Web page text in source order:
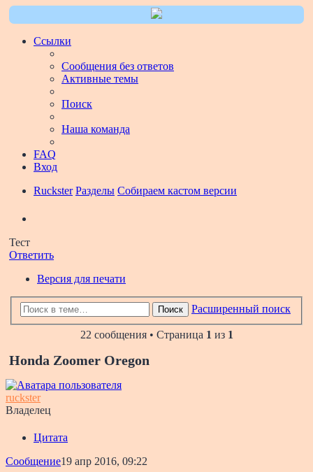
Ссылки
Сообщения без ответов
Активные темы
Поиск
Наша команда
FAQ
Вход
Ruckster Разделы Собираем кастом версии
Тест
Ответить
Версия для печати
Поиск Расширенный поиск
22 сообщения • Страница 1 из 1
Honda Zoomer Oregon
ruckster
Владелец
Цитата
Сообщение19 апр 2016, 09:22